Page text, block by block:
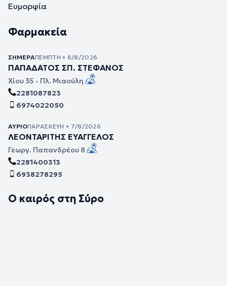
Ευμορφία
Φαρμακεία
ΣΉΜΕΡΑΠΈΜΠΤΗ • 6/8/2026
ΠΑΠΑΔΑΤΟΣ ΣΠ. ΣΤΕΦΑΝΟΣ
Χίου 35 - Πλ. Μιαούλη
2281087823
6974022050
ΑΎΡΙΟΠΑΡΑΣΚΕΥΉ • 7/8/2026
ΛΕΟΝΤΑΡΙΤΗΣ ΕΥΑΓΓΕΛΟΣ
Γεωργ. Παπανδρέου 8
2281400313
6938278295
Ο καιρός στη Σύρο